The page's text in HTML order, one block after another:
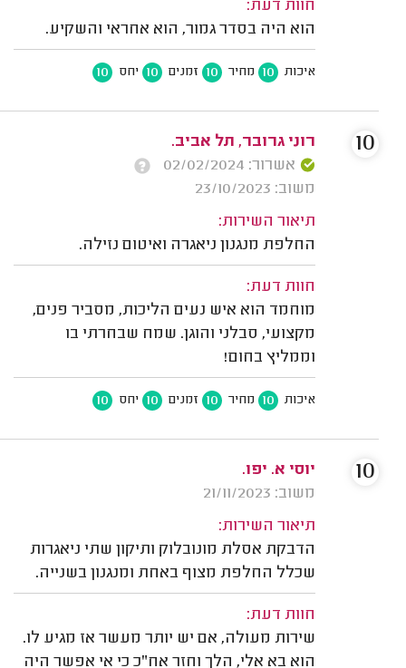
חוות דעת:
הוא היה בסדר גמור, הוא אחראי והשקיע.
איכות 10 מחיר 10 זמנים 10 יחס 10
רוני גרובר, תל אביב.
אשרור: 02/02/2024
משוב: 23/10/2023
תיאור השירות:
החלפת מנגנון ניאגרה ואיטום נזילה.
חוות דעת:
מוחמד הוא איש נעים הליכות, מסביר פנים,
מקצועי, סבלני והוגן. שמח שבחרתי בו
וממליץ בחום!
איכות 10 מחיר 10 זמנים 10 יחס 10
10
יוסי א. יפו.
משוב: 21/11/2023
תיאור השירות:
הדבקת אסלת מונובלוק ותיקון שתי ניאגרות
שכלל החלפת מצוף באחת ומנגנון בשנייה.
חוות דעת:
שירות מעולה, אם יש יותר מעשר אז מגיע לו.
הוא בא אלי, הלך וחזר אח"כ כי אי אפשר היה
10